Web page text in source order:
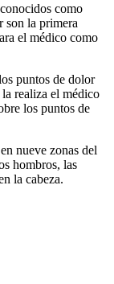
como
son la primera
el médico como
puntos de dolor
realiza el médico
los puntos de
nueve zonas del
hombros, las
la cabeza.